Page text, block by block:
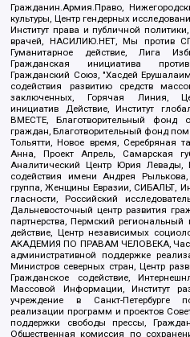
Гражданин.Армия.Право,
культуры, Центр гендерных
Институт права и публичной
врачей, НАСИЛИЮ.НЕТ, Мы против
Гуманитарное действие, Лига
Гражданская инициатива
Гражданский Союз, "Хасдей
содействия развитию средств
заключенных, Горячая Линия,
инициатив Действие, Институт
ВМЕСТЕ, Благотворительный
граждан, Благотворительный фонд
Тольятти, Новое время, Серебряная
Анна, Проект Апрель, Самарская
Аналитический Центр Юрия Левады,
содействия имени Андрея
группа, Женщины Евразии, СИБАЛЬТ,
гласности, Российский
Дальневосточный центр развития
партнерства, Пермский
действие, Центр независимых
АКАДЕМИЯ ПО ПРАВАМ ЧЕЛОВЕКА,
административной поддержке
Министров северных стран, Центр
Гражданское содействие,
Массовой Информации, Институт
учреждение в Санкт-Петербурге
реализации программ и проектов
поддержки свободы прессы,
Общественная комиссия по